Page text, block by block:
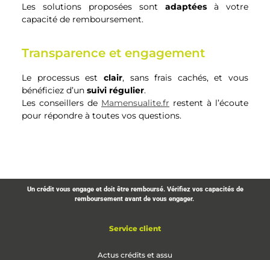
Les solutions proposées sontadaptées à votre
capacité de remboursement.
Transparence et engagement
Le processus est clair, sans frais cachés, et vous
bénéficiez d’un suivi régulier.
Les conseillers de Mamensualite.fr restent à l’écoute
pour répondre à toutes vos questions.
Un crédit vous engage et doit être remboursé. Vérifiez vos capacités de
remboursement avant de vous engager.
Service client
Actus crédits et assu